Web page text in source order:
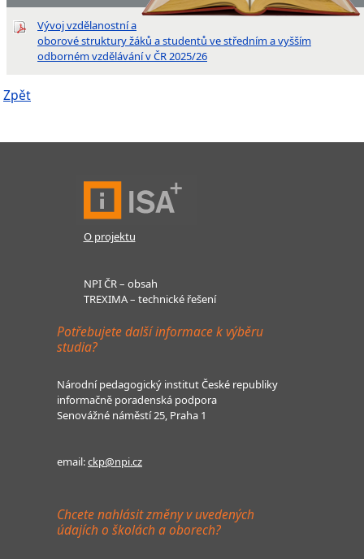
Vývoj vzdělanostní a
oborové struktury žáků a studentů ve středním a vyšším
odborném vzdělávání v ČR 2025/26
Zpět
O projektu
NPI ČR – obsah
TREXIMA – technické řešení
Potřebujete další informace k výběru
studia?
Národní pedagogický institut České republiky
informačně poradenská podpora
Senovážné náměstí 25, Praha 1
email:ckp@npi.cz
Chcete nahlásit změny v uvedených
údajích o školách a oborech?